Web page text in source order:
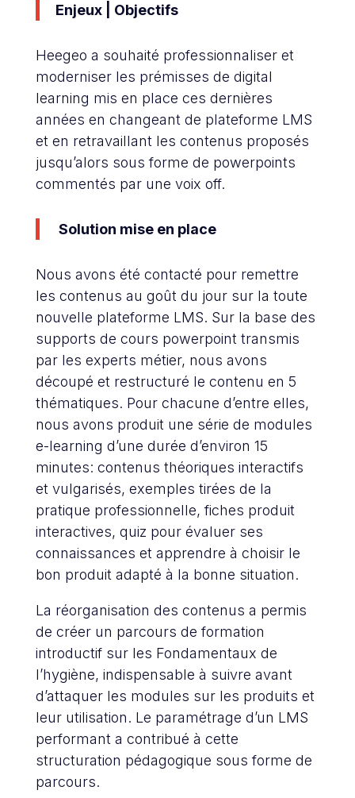
Enjeux | Objectifs
Heegeo a souhaité professionnaliser et
moderniser les prémisses de digital
learning mis en place ces dernières
années en changeant de plateforme LMS
et en retravaillant les contenus proposés
jusqu’alors sous forme de powerpoints
commentés par une voix off.
Solution mise en place
Nous avons été contacté pour remettre
les contenus au goût du jour sur la toute
nouvelle plateforme LMS. Sur la base des
supports de cours powerpoint transmis
par les experts métier, nous avons
découpé et restructuré le contenu en 5
thématiques. Pour chacune d’entre elles,
nous avons produit une série de modules
e-learning d’une durée d’environ 15
minutes: contenus théoriques interactifs
et vulgarisés, exemples tirées de la
pratique professionnelle, fiches produit
interactives, quiz pour évaluer ses
connaissances et apprendre à choisir le
bon produit adapté à la bonne situation.
La réorganisation des contenus a permis
de créer un parcours de formation
introductif sur les Fondamentaux de
l’hygiène, indispensable à suivre avant
d’attaquer les modules sur les produits et
leur utilisation. Le paramétrage d’un LMS
performant a contribué à cette
structuration pédagogique sous forme de
parcours.